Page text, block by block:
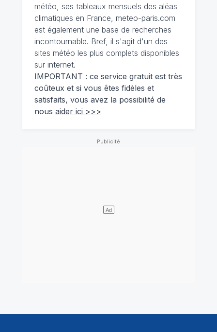
météo, ses tableaux mensuels des aléas
climatiques en France, meteo-paris.com
est également une base de recherches
incontournable. Bref, il s'agit d'un des
sites météo les plus complets disponibles
sur internet.
IMPORTANT : ce service gratuit est très
coûteux et si vous êtes fidèles et
satisfaits, vous avez la possibilité de
nous aider ici >>>